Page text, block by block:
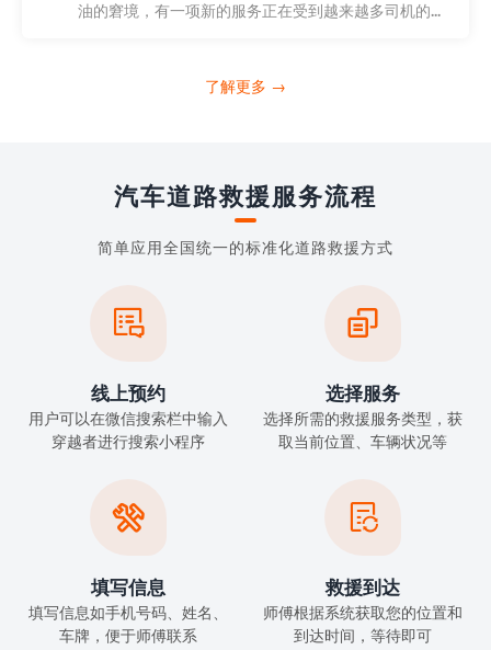
油的窘境，有一项新的服务正在受到越来越多司机的...
了解更多 →
汽车道路救援服务流程
简单应用全国统一的标准化道路救援方式

线上预约
用户可以在微信搜索栏中输入
穿越者进行搜索小程序

选择服务
选择所需的救援服务类型，获
取当前位置、车辆状况等

填写信息
填写信息如手机号码、姓名、
车牌，便于师傅联系

救援到达
师傅根据系统获取您的位置和
到达时间，等待即可